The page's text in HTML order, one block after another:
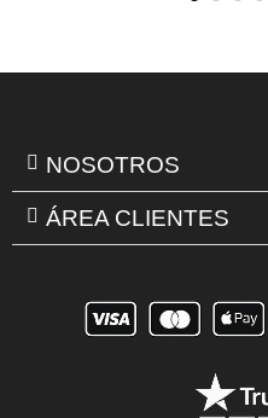
NOSOTROS
ÁREA CLIENTES